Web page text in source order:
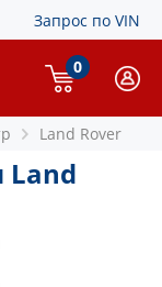
Запрос по VIN
0
Land Rover
Land